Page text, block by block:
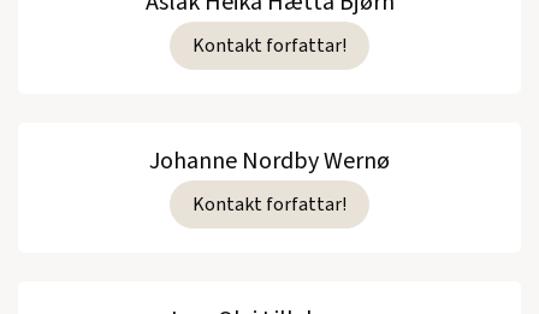
Kontakt forfattar!
Johanne Nordby Wernø
Kontakt forfattar!